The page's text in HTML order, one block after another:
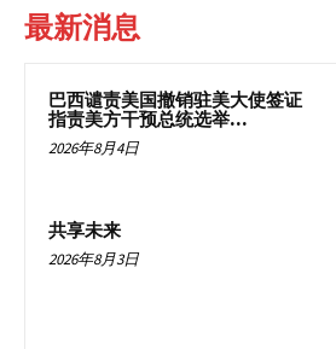
最新消息
巴西谴责美国撤销驻美大使签证
指责美方干预总统选举...
2026年8月4日
共享未来
2026年8月3日